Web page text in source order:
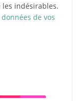
indésirables.
de vos